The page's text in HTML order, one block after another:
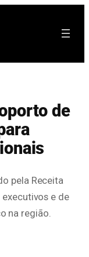
de
pela Receita
e de
na região.